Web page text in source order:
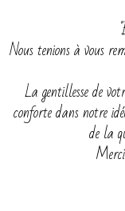
Nous tenions à vous
La gentillesse de
conforte dans notre
de la